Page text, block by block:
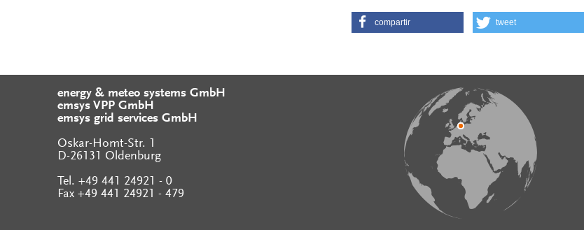
compartir tweet
energy & meteo systems GmbH
emsys VPP GmbH
emsys grid services GmbH
Oskar-Homt-Str. 1
D-26131 Oldenburg
Tel. +49 441 24921 - 0
Fax +49 441 24921 - 479